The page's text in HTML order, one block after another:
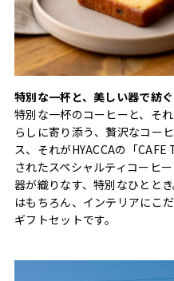
特別な一杯と、美しい器で紡
特別な一杯のコーヒーと、そ
らしに寄り添う、贅沢なコー
ス、それがHYACCAの「
されたスペシャルティコーヒ
器が織りなす、特別なひとと
はもちろん、インテリアにこ
ギフトセットです。